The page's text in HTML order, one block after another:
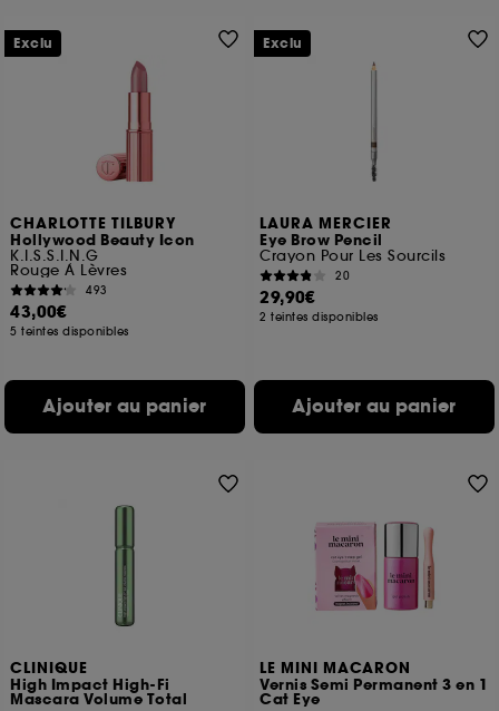
CHARLOTTE TILBURY
Hollywood Beauty Icon
K.I.S.S.I.N.G
Rouge À Lèvres
493
43,00€
5 teintes disponibles
Ajouter au panier
Exclu
LAURA MERCIER
Eye Brow Pencil
Crayon Pour Les Sourcils
20
29,90€
2 teintes disponibles
Ajouter au panier
Exclu
CLINIQUE
High Impact High-Fi
Mascara Volume Total
LE MINI MACARON
Vernis Semi Permanent 3 en 1
Cat Eye